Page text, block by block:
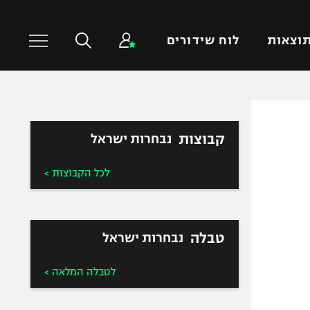
תוצאות לוח שידורים
טניס
ספורט אולימפי
UFC
קבוצות נבחרות ישראל
לכל הקבוצות >
טבלה נבחרות ישראל
לטבלה המלאה >